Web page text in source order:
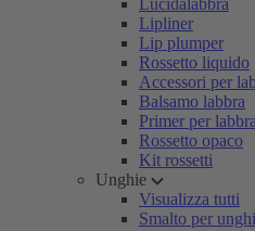
Lucidalabbra
Lipliner
Lip plumper
Rossetto liquido
Accessori per
Balsamo labbra
Primer per labbra
Rossetto opaco
Kit rossetti
Unghie
Visualizza tutti
Smalto per